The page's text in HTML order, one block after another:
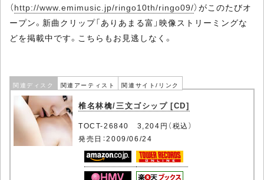
（http://www.emimusic.jp/ringo10th/ringo09/）がこのたびオ
ープン。新曲クリップ「ありあまる富」映像ストリーミングな
どを掲載中です。こちらもお見逃しなく。
関連ディスク 関連アーティスト 関連サイト/リンク
椎名林檎/三文ゴシップ [CD]
TOCT-26840 3,204円（税込）
発売日：2009/06/24